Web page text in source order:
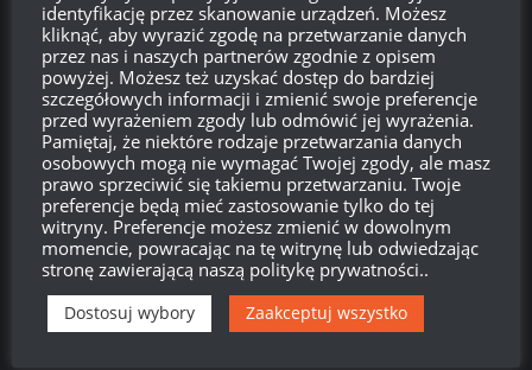
Szukaj:
LOGOWANIE
Zarejestruj się
Zaloguj się
Kanał wpisów
identyfikację przez skanowanie urządzeń. Możesz
kliknąć, aby wyrazić zgodę na przetwarzanie danych
przez nas i naszych partnerów zgodnie z opisem
powyżej. Możesz też uzyskać dostęp do bardziej
szczegółowych informacji i zmienić swoje preferencje
przed wyrażeniem zgody lub odmówić jej wyrażenia.
Pamiętaj, że niektóre rodzaje przetwarzania danych
osobowych mogą nie wymagać Twojej zgody, ale masz
prawo sprzeciwić się takiemu przetwarzaniu. Twoje
preferencje będą mieć zastosowanie tylko do tej
witryny. Preferencje możesz zmienić w dowolnym
momencie, powracając na tę witrynę lub odwiedzając
stronę zawierającą naszą politykę prywatności..
Dostosuj wybory Zaakceptuj wszystko